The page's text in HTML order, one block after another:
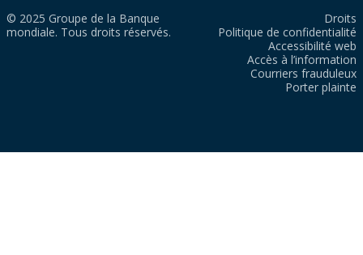
© 2025 Groupe de la Banque
mondiale. Tous droits réservés.
Droits
Politique de confidentialité
Accessibilité web
Accès à l’information
Courriers frauduleux
Porter plainte